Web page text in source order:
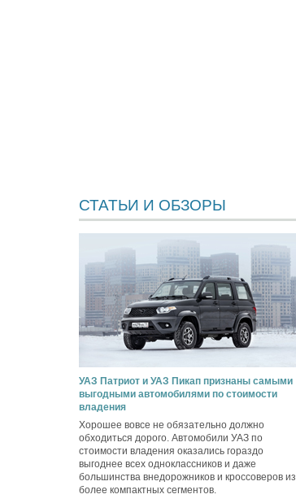
СТАТЬИ И ОБЗОРЫ
УАЗ Патриот и УАЗ Пикап признаны самыми
выгодными автомобилями по стоимости
владения
Хорошее вовсе не обязательно должно
обходиться дорого. Автомобили УАЗ по
стоимости владения оказались гораздо
выгоднее всех одноклассников и даже
большинства внедорожников и кроссоверов из
более компактных сегментов.